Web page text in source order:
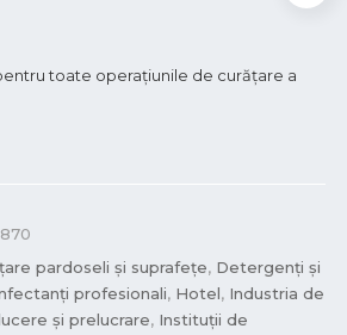
toate operațiunile de curățare a
pardoseli și suprafețe, Detergenți și
profesionali, Hotel, Industria de
și prelucrare, Instituții de